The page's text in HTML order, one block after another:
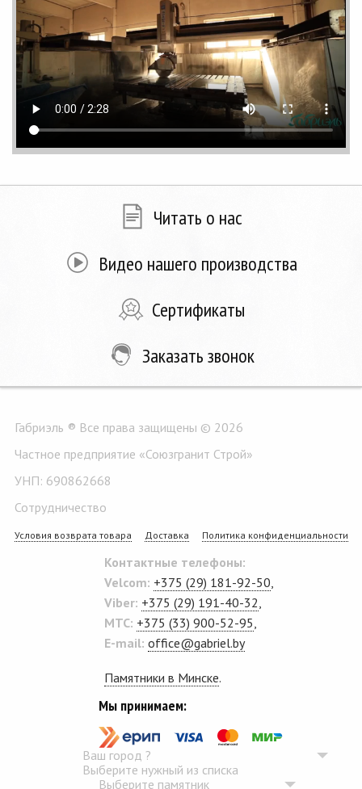
Читать о нас
Видео нашего производства
Сертификаты
Заказать звонок
Габриэль ® Все права защищены © 2026
Частное предприятие «Союзгранит Строй»
УНП: 690862668
Сотрудничество
Условия возврата товара Доставка Политика конфиденциальности
Контактные телефоны:
Velcom: +375 (29) 181-92-50
Viber: +375 (29) 191-40-32
MTC: +375 (33) 900-52-95
E-mail: office@gabriel.by
Памятники в Минске.
Мы принимаем:
Ваш город ?
Выберите нужный из списка
Выберите памятник